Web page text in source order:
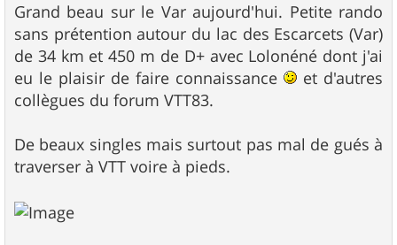
s
s
a
g
e
Grand beau sur le Var aujourd'hui. Petite rando
sans prétention autour du lac des Escarcets (Var)
de 34 km et 450 m de D+ avec Lolonéné dont j'ai
eu le plaisir de faire connaissance
et d'autres
collègues du forum VTT83.
De beaux singles mais surtout pas mal de gués à
traverser à VTT voire à pieds.